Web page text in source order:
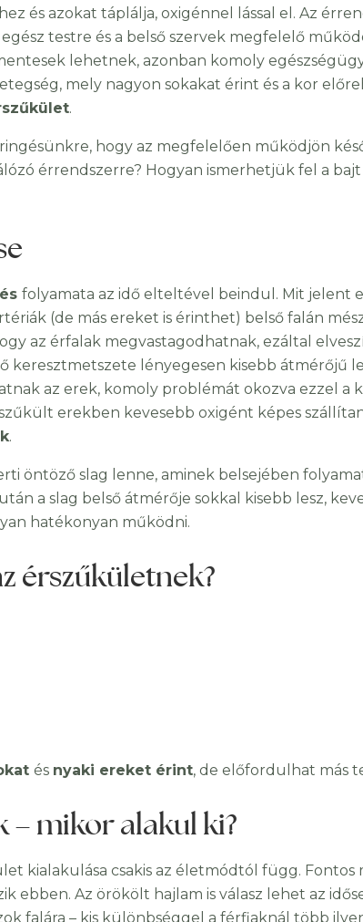
és azokat táplálja, oxigénnel lással el. Az
testre és a belső szervek megfelelő
lehetnek, azonban komoly
mely nagyon sokakat érint és a kor
.
hogy az megfelelően működjön
érrendszerre? Hogyan ismerhetjük fel a
folyamata az idő elteltével beindul. Mit jelent
(de más ereket is érinthet) belső falán
az érfalak megvastagodhatnak, ezáltal
keresztmetszete lényegesen kisebb átmérőjű
az erek, komoly problémát okozva ezzel a
erekben kevesebb oxigént képes
.
öntöző slag lenne, aminek belsejében
a slag belső átmérője sokkal kisebb lesz,
hatékonyan működni.
érszűkületnek?
és nyaki ereket érint, de előfordulhat más
– mikor alakul ki?
kialakulása csakis az életmódtól függ.
ebben. Az örökölt hajlam is válasz lehet az
falára – kis különbséggel a férfiaknál több